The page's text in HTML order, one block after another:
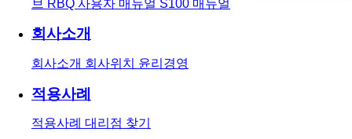
브 RBQ 사용자 매뉴얼 S100 매뉴얼
회사소개
회사소개 회사위치 윤리경영
적용사례
적용사례 대리점 찾기